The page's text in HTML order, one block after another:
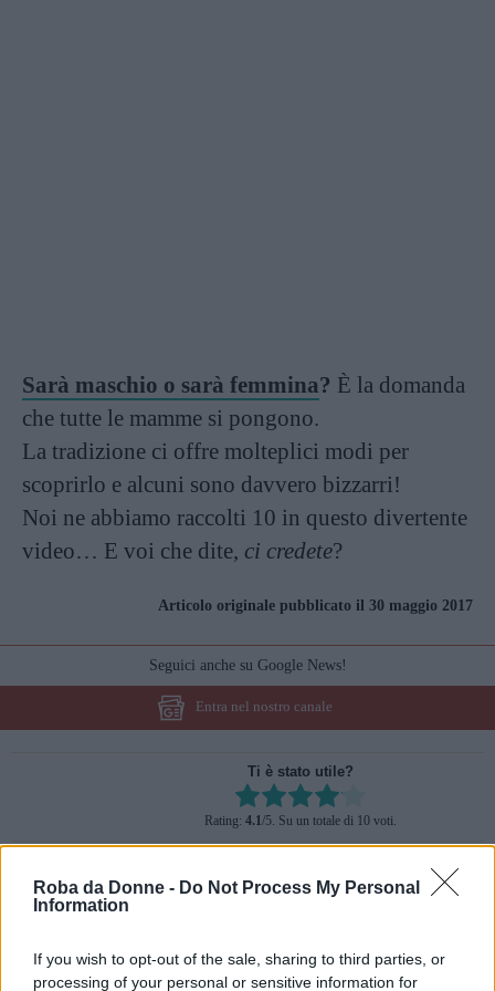
Roba da Donne - Do Not Process My Personal
Information
If you wish to opt-out of the sale, sharing to third parties, or
processing of your personal or sensitive information for
Sarà maschio o sarà femmina? È la domanda
che tutte le mamme si pongono.
La tradizione ci offre molteplici modi per
scoprirlo e alcuni sono davvero bizzarri!
Noi ne abbiamo raccolti 10 in questo divertente
video… E voi che dite, ci credete?
Articolo originale pubblicato il 30 maggio 2017
Seguici anche su Google News!
Entra nel nostro canale
Ti è stato utile?
Rate this item:
Rating: 4.1/5. Su un totale di 10 voti.